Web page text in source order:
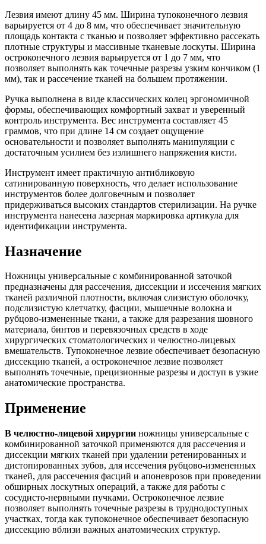
Лезвия имеют длину 45 мм. Ширина тупоконечного лезвия
варьируется от 4 до 8 мм, что обеспечивает значительную
площадь контакта с тканью и позволяет эффективно рассекать
плотные структуры и массивные тканевые лоскуты. Ширина
остроконечного лезвия варьируется от 1 до 7 мм, что
позволяет выполнять как точечные разрезы узким кончиком (1
мм), так и рассечение тканей на большем протяжении.
Ручка выполнена в виде классических колец эргономичной
формы, обеспечивающих комфортный захват и уверенный
контроль инструмента. Вес инструмента составляет 45
граммов, что при длине 14 см создает ощущение
основательности и позволяет выполнять манипуляции с
достаточным усилием без излишнего напряжения кисти.
Инструмент имеет практичную антибликовую
сатинированную поверхность, что делает использование
инструментов более долговечным и позволяет
придерживаться высоких стандартов стерилизации. На ручке
инструмента нанесена лазерная маркировка артикула для
идентификации инструмента.
Назначение
Ножницы универсальные с комбинированной заточкой
предназначены для рассечения, диссекции и иссечения мягких
тканей различной плотности, включая слизистую оболочку,
подслизистую клетчатку, фасции, мышечные волокна и
рубцово-измененные ткани, а также для разрезания шовного
материала, бинтов и перевязочных средств в ходе
хирургических стоматологических и челюстно-лицевых
вмешательств. Тупоконечное лезвие обеспечивает безопасную
диссекцию тканей, а остроконечное лезвие позволяет
выполнять точечные, прецизионные разрезы и доступ в узкие
анатомические пространства.
Применение
В челюстно-лицевой хирургии ножницы универсальные с
комбинированной заточкой применяются для рассечения и
диссекции мягких тканей при удалении ретенированных и
дистопированных зубов, для иссечения рубцово-измененных
тканей, для рассечения фасций и апоневрозов при проведении
обширных лоскутных операций, а также для работы с
сосудисто-нервными пучками. Остроконечное лезвие
позволяет выполнять точечные разрезы в труднодоступных
участках, тогда как тупоконечное обеспечивает безопасную
диссекцию вблизи важных анатомических структур.